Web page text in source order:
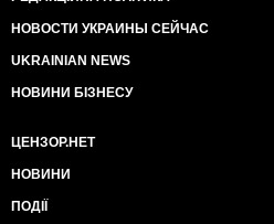
НОВОСТИ УКРАИНЫ СЕЙЧАС
UKRAINIAN NEWS
НОВИНИ БІЗНЕСУ
ЦЕНЗОР.НЕТ
НОВИНИ
ПОДІЇ